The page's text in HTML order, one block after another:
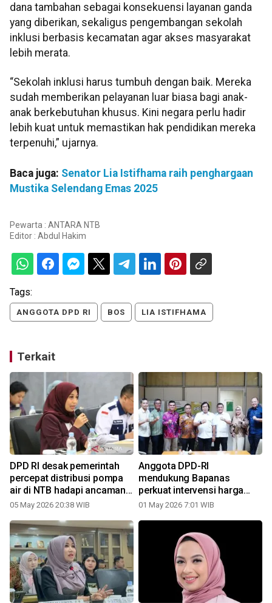
dana tambahan sebagai konsekuensi layanan ganda
yang diberikan, sekaligus pengembangan sekolah
inklusi berbasis kecamatan agar akses masyarakat
lebih merata.
“Sekolah inklusi harus tumbuh dengan baik. Mereka
sudah memberikan pelayanan luar biasa bagi anak-
anak berkebutuhan khusus. Kini negara perlu hadir
lebih kuat untuk memastikan hak pendidikan mereka
terpenuhi,” ujarnya.
Baca juga: Senator Lia Istifhama raih penghargaan
Mustika Selendang Emas 2025
Pewarta : ANTARA NTB
Editor : Abdul Hakim
Tags:
ANGGOTA DPD RI BOS LIA ISTIFHAMA
Terkait
DPD RI desak pemerintah
percepat distribusi pompa
air di NTB hadapi ancaman
kemarau
05 May 2026 20:38 WIB
Anggota DPD-RI
mendukung Bapanas
perkuat intervensi harga
pangan masyarakat
01 May 2026 7:01 WIB